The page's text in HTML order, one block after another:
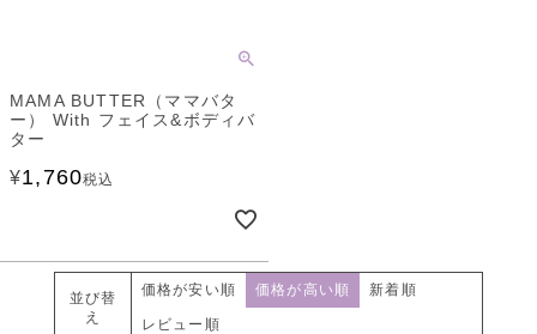
MAMA BUTTER（ママバタ
ー） With フェイス&ボディバ
ター
¥1,760税込
並び替
え
価格が安い順 価格が高い順 新着順
レビュー順